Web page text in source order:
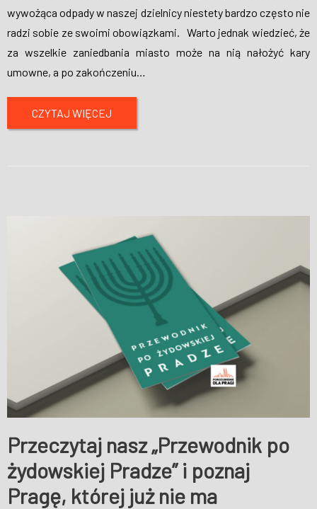
wywożąca odpady w naszej dzielnicy niestety bardzo często nie
radzi sobie ze swoimi obowiązkami. Warto jednak wiedzieć, że
za wszelkie zaniedbania miasto może na nią nałożyć kary
umowne, a po zakończeniu
CZYTAJ WIĘCEJ
Przeczytaj nasz „Przewodnik po
żydowskiej Pradze” i poznaj
Pragę, której już nie ma